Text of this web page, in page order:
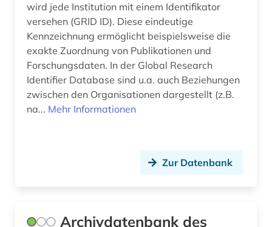
wird jede Institution mit einem Identifikator
versehen (GRID ID). Diese eindeutige
Kennzeichnung ermöglicht beispielsweise die
exakte Zuordnung von Publikationen und
Forschungsdaten. In der Global Research
Identifier Database sind u.a. auch Beziehungen
zwischen den Organisationen dargestellt (z.B.
na... Mehr Informationen
Zur Datenbank
Archivdatenbank des